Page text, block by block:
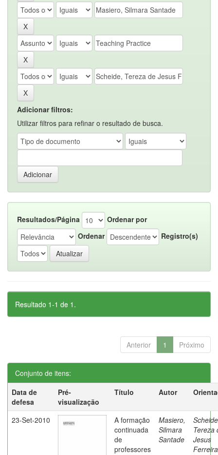
Adicionar filtros:
Utilizar filtros para refinar o resultado de busca.
Resultados/Página
Ordenar por
Ordenar
Registro(s)
Resultado 1-1 de 1.
Anterior 1 Próximo
Conjunto de itens:
Data de
defesa
Pré-
visualização
Título Autor
23-Set-2010
A formação
continuada
de
professores
Masiero,
Silmara
Santade
Tereza
Jesus
Ferreira